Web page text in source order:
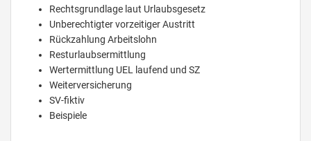
Rechtsgrundlage laut Urlaubsgesetz
Unberechtigter vorzeitiger Austritt
Rückzahlung Arbeitslohn
Resturlaubsermittlung
Wertermittlung UEL laufend und SZ
Weiterversicherung
SV-fiktiv
Beispiele